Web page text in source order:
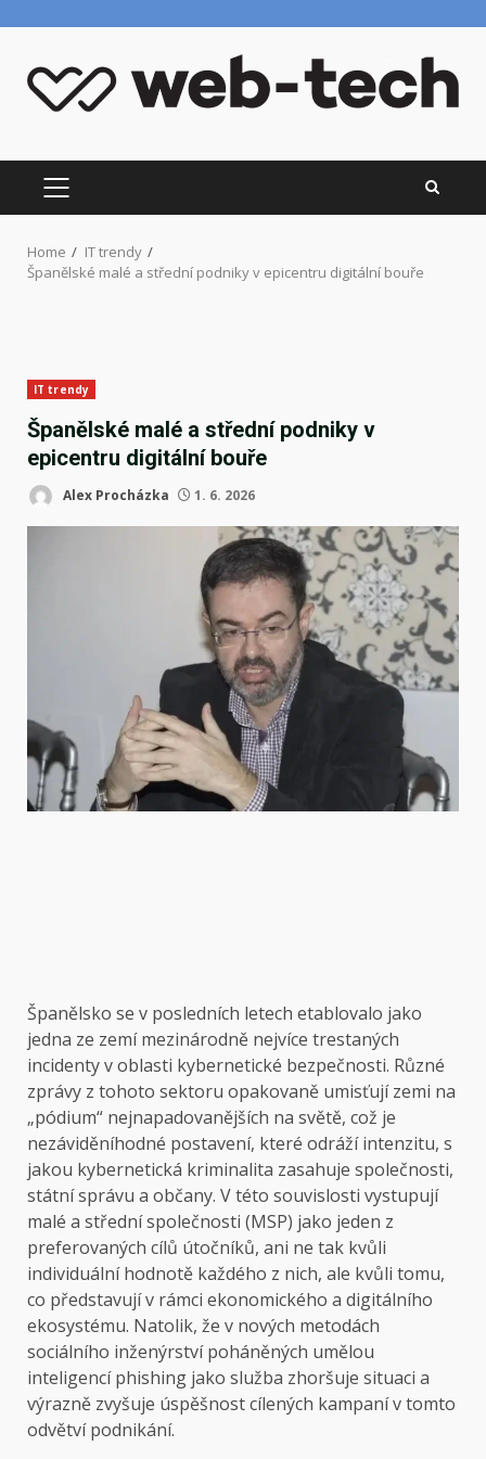
content
PRIMARY
MENU
Home
IT trendy
Španělské malé a střední podniky v epicentru digitální bouře
IT trendy
Španělské malé a střední podniky v
epicentru digitální bouře
Alex Procházka 1. 6. 2026
Španělsko se v posledních letech etablovalo jako
jedna ze zemí mezinárodně nejvíce trestaných
incidenty v oblasti kybernetické bezpečnosti. Různé
zprávy z tohoto sektoru opakovaně umisťují zemi na
„pódium“ nejnapadovanějších na světě, což je
nezáviděníhodné postavení, které odráží intenzitu, s
jakou kybernetická kriminalita zasahuje společnosti,
státní správu a občany. V této souvislosti vystupují
malé a střední společnosti (MSP) jako jeden z
preferovaných cílů útočníků, ani ne tak kvůli
individuální hodnotě každého z nich, ale kvůli tomu,
co představují v rámci ekonomického a digitálního
ekosystému. Natolik, že v nových metodách
sociálního inženýrství poháněných umělou
inteligencí phishing jako služba zhoršuje situaci a
výrazně zvyšuje úspěšnost cílených kampaní v tomto
odvětví podnikání.